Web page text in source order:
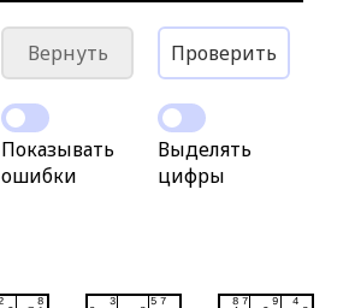
Вернуть Проверить
Показывать
ошибки
Выделять
цифры